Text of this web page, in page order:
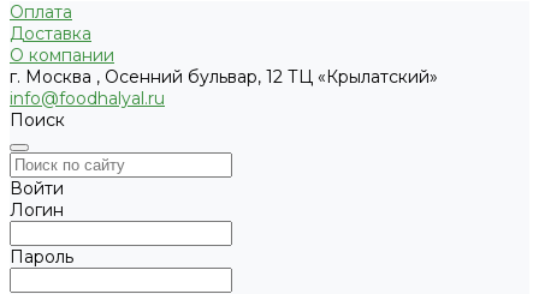
Оплата
Доставка
О компании
г. Москва , Осенний бульвар, 12 ТЦ «Крылатский»
info@foodhalyal.ru
Поиск
Войти
Логин
Пароль